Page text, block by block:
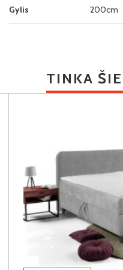
Gylis 200cm
TINKA